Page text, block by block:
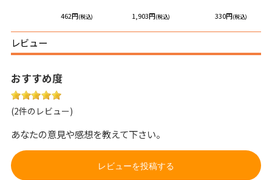
462円(税込) 1,903円(税込) 330円(税込)
レビュー
おすすめ度
(2件のレビュー)
あなたの意見や感想を教えて下さい。
レビューを投稿する